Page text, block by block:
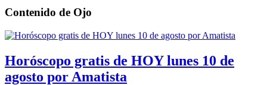
Contenido de Ojo
Horóscopo gratis de HOY lunes 10 de
agosto por Amatista